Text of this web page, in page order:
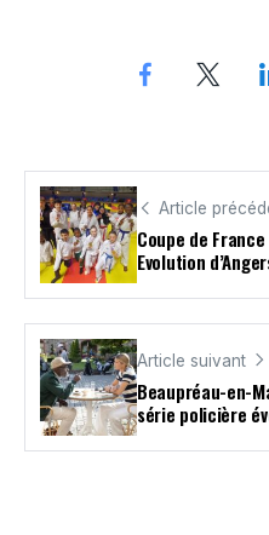
Article
Coupe de
Evolution
Article suivant
Beaupréau-en-
série policière